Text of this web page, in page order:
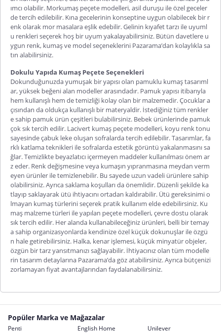
ımcı olabilir. Morkumaş peçete modelleri, asil duruşu ile özel geceler
de tercih edilebilir. Kına gecelerinin konseptine uygun olabilecek bir r
enk olarak mor masalara eşlik edebilir. Gelinin kıyafet tarzı ile uyuml
u renkleri seçerek hoş bir uyum yakalayabilirsiniz. Bütün davetlere u
ygun renk, kumaş ve model seçeneklerini Pazarama’dan kolaylıkla sa
tın alabilirsiniz.
Dokulu Yapıda Kumaş Peçete Seçenekleri
Dokunduğunuzda yumuşak bir yapısı olan pamuklu kumaş tasarıml
ar, yüksek beğeni alan modeller arasındadır. Pamuk yapısı itibarıyla
hem kullanışlı hem de temizliği kolay olan bir malzemedir. Çocuklar a
çısından da oldukça kullanışlı bir materyaldir. İstediğiniz tüm renkler
e sahip pamuk ürün çeşitleri bulabilirsiniz. Bebek ürünlerinde pamuk
çok sık tercih edilir. Lacivert kumaş peçete modelleri, koyu renk tonu
sayesinde çabuk leke oluşan sofralarda tercih edilebilir. Tasarımlar, fa
rklı katlama teknikleri ile sofralarda estetik görüntü yakalanmasını sa
ğlar. Temizlikte beyazlatıcı içermeyen maddeler kullanılması önem ar
z eder. Renk değişmesine veya kumaşın yıpranmasına meydan verm
eyen ürünler ile temizlenebilir. Bu sayede uzun vadeli ürünlere sahip
olabilirsiniz. Ayrıca saklama koşulları da önemlidir. Düzenli şekilde ka
tlayıp saklayarak ütü ihtiyacını ortadan kaldırabilir. Ütü gereksinimi o
lmayan kumaş türlerini seçerek pratik kullanım elde edebilirsiniz. Ku
maş malzeme türleri ile yapılan peçete modelleri, çevre dostu olarak
sık tercih edilir. Her alanda kullanabileceğiniz ürünleri, belli bir temay
a sahip organizasyonlarda kendinize özel küçük dokunuşlar ile özgü
n hale getirebilirsiniz. Halka, kenar işlemesi, küçük minyatür objeler,
özgün bir tarz yansıtmanızı sağlayabilir. İhtiyacınız olan tüm modelle
rin tasarım detaylarına Pazarama’da göz atabilirsiniz. Ayrıca bütçenizi
zorlamayan fiyat avantajlarından faydalanabilirsiniz.
Popüler Marka ve Mağazalar
Penti English Home
Unilever